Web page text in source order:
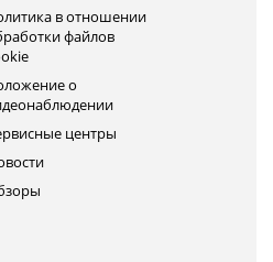
в отношении
файлов
о
центры